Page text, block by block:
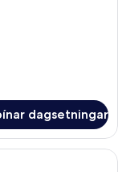
dagsetningar